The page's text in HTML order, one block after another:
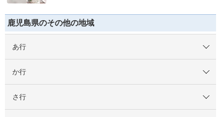
鹿児島県のその他の地域
あ行
か行
さ行